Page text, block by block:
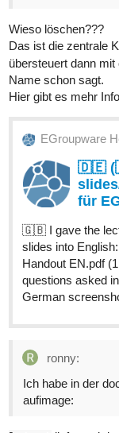
Wieso löschen???
Das ist die zentrale
übersteuert dann
Name schon sagt.
Hier gibt es mehr
EGroupware
🇩🇪
für
🇬🇧 I gave the
slides into
Handout EN.pdf
questions asked
German
ronny:
Ich habe in der
aufimage: